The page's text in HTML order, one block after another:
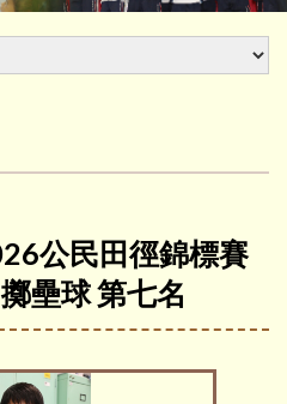
公民田徑錦標賽
壘球 第七名